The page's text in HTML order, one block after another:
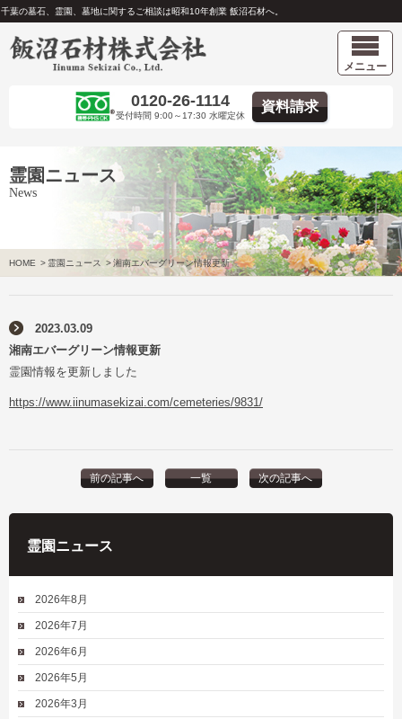
千葉の墓石、霊園、墓地に関するご相談は昭和10年創業 飯沼石材へ。
メニュー
0120-26-1114
受付時間 9:00～17:30 水曜定休
資料請求
霊園ニュース
News
HOME > 霊園ニュース >湘南エバーグリーン情報更新
2023.03.09
湘南エバーグリーン情報更新
霊園情報を更新しました
https://www.iinumasekizai.com/cemeteries/9831/
前の記事へ 一覧 次の記事へ
霊園ニュース
2026年8月
2026年7月
2026年6月
2026年5月
2026年3月